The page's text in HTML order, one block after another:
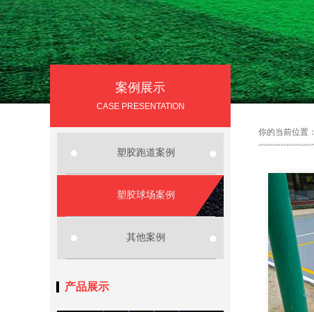
案例展示
CASE PRESENTATION
你的当前位置：
塑胶跑道案例
塑胶球场案例
其他案例
产品展示